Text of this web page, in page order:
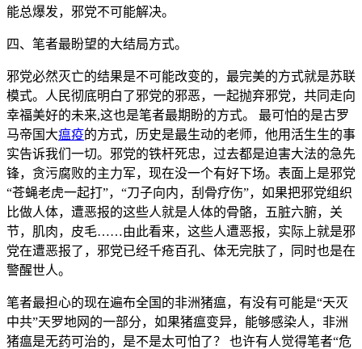
能总爆发，邪党不可能解决。
四、笔者最盼望的大结局方式。
邪党必然灭亡的结果是不可能改变的，最完美的方式就是苏联
模式。人民彻底明白了邪党的邪恶，一起抛弃邪党，共同走向
幸福美好的未来,这也是笔者最期盼的方式。 最可怕的是古罗
马帝国大瘟疫的方式，历史是最生动的老师，他用活生生的事
实告诉我们一切。邪党的铁杆死忠，过去都是迫害大法的急先
锋，贪污腐败的主力军，现在没一个有好下场。表面上是邪党
“苍蝇老虎一起打”，“刀子向内，刮骨疗伤”，如果把邪党组织
比做人体，遭恶报的这些人就是人体的骨骼，五脏六腑，关
节，肌肉，皮毛……由此看来，这些人遭恶报，实际上就是邪
党在遭恶报了，邪党已经千疮百孔、体无完肤了，同时也是在
警醒世人。
笔者最担心的现在遍布全国的非洲猪瘟，有没有可能是“天灭
中共”天罗地网的一部分，如果猪瘟变异，能够感染人，非洲
猪瘟是无药可治的，是不是太可怕了？ 也许有人觉得笔者“危